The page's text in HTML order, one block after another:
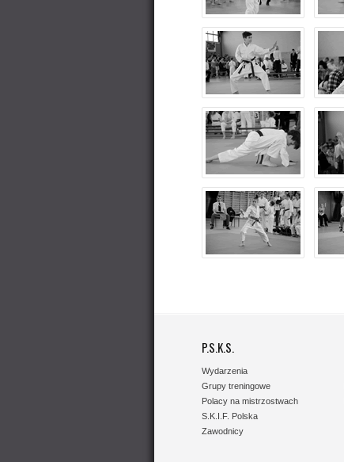
P.S.K.S.
Wydarzenia
Grupy treningowe
Polacy na mistrzostwach
S.K.I.F. Polska
Zawodnicy